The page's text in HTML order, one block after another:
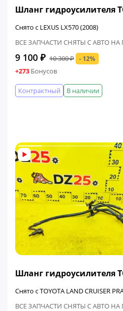
Шланг гидроусилителя
Снято с LEXUS LX570 (2008)
ВСЕ ЗАПЧАСТИ СНЯТЫ С АВТО
9 100 ₽ 10 300 ₽ - 12%
+273 Бонусов
В наличии
Контрактный
Шланг гидроусилителя
Снято с TOYOTA LAND CRUISER
ВСЕ ЗАПЧАСТИ СНЯТЫ С АВТО